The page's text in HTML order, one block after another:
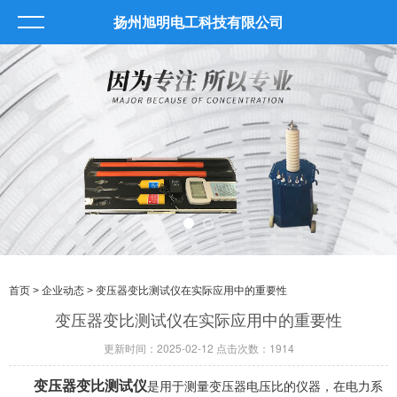
扬州旭明电工科技有限公司
首页 > 企业动态 > 变压器变比测试仪在实际应用中的重要性
变压器变比测试仪在实际应用中的重要性
更新时间：2025-02-12 点击次数：1914
变压器变比测试仪是用于测量变压器电压比的仪器，在电力系